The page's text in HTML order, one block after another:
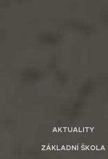
AKTUALITY
ZÁKLADNÍ ŠKOLA